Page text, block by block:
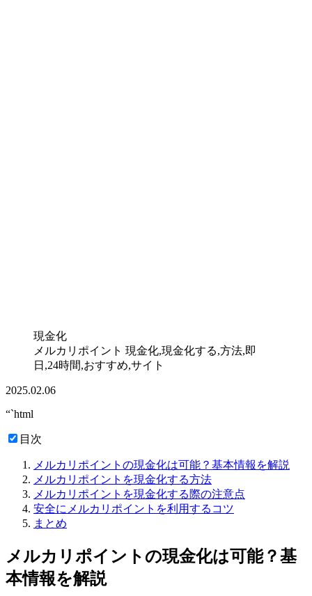
現金化
メルカリポイント 現金化,現金化する,方法,即
日,24時間,おすすめ,サイト
2025.02.06
“`html
目次
メルカリポイントの現金化は可能？基本情報を解説
メルカリポイントを現金化する方法
メルカリポイントを現金化する際の注意点
安全にメルカリポイントを利用するコツ
まとめ
メルカリポイントの現金化は可能？基
本情報を解説